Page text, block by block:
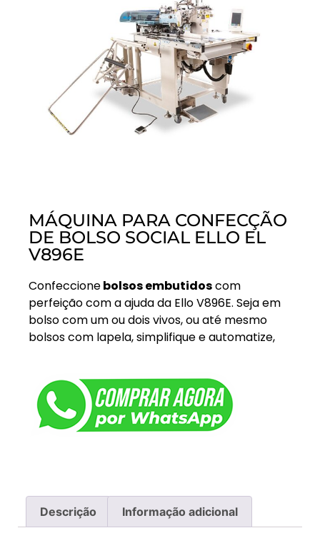
MÁQUINA PARA CONFECÇÃO
DE BOLSO SOCIAL ELLO EL
V896E
Confeccionebolsos embutidoscom
perfeição com a ajuda da Ello V896E. Seja em
bolso com um ou dois vivos, ou até mesmo
bolsos com lapela, simplifique e automatize,
Descrição Informação adicional